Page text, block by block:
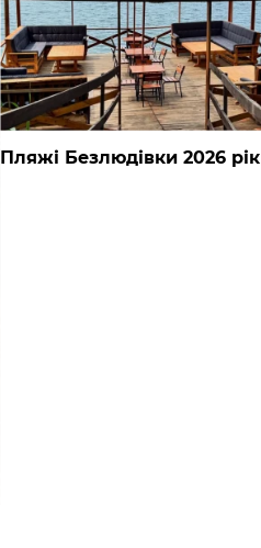
Пляжі Безлюдівки 2026 рік